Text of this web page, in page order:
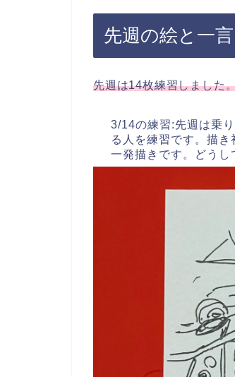
先週の絵と一
先週は14枚練習しました
3/14の練習:先週は乗
る人を練習です。描
一発描きです。どうし